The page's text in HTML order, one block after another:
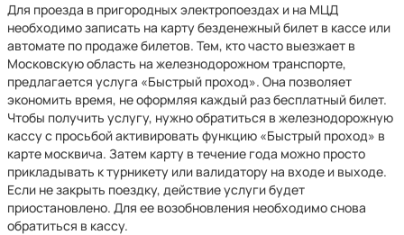
Для проезда в пригородных электропоездах и на МЦД
необходимо записать на карту безденежный билет в кассе или
автомате по продаже билетов. Тем, кто часто выезжает в
Московскую область на железнодорожном транспорте,
предлагается услуга «Быстрый проход». Она позволяет
экономить время, не оформляя каждый раз бесплатный билет.
Чтобы получить услугу, нужно обратиться в железнодорожную
кассу с просьбой активировать функцию «Быстрый проход» в
карте москвича. Затем карту в течение года можно просто
прикладывать к турникету или валидатору на входе и выходе.
Если не закрыть поездку, действие услуги будет
приостановлено. Для ее возобновления необходимо снова
обратиться в кассу.